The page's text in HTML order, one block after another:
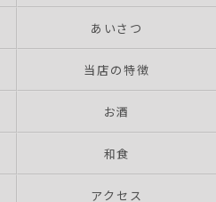
あいさつ
当店の特徴
お酒
和食
アクセス